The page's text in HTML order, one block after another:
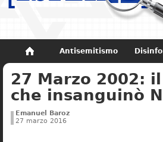
Antisemitismo
Non dimenticare Storia di Israele
27 Marzo 2002:
che insanguinò
Emanuel Baroz
27 marzo 2016